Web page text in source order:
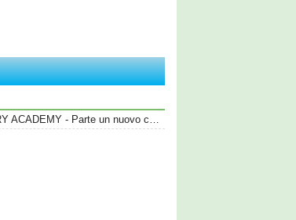
TRIESTE VICTORY ACADEMY - Parte un nuovo corso, tanti i volti nuovi